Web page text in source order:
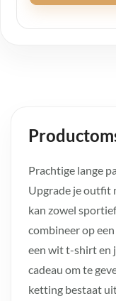
Prachtige lange
Upgrade je outfit
kan zowel
combineer op
een wit t-shirt en
cadeau om te
ketting bestaat